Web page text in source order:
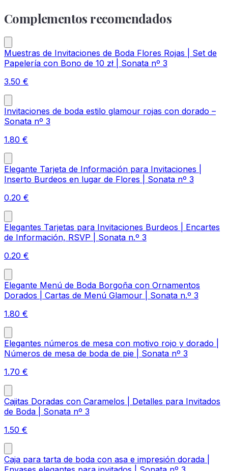
Complementos recomendados
Muestras de Invitaciones de Boda Flores Rojas | Set de
Papelería con Bono de 10 zł | Sonata nº 3
3.50 €
Invitaciones de boda estilo glamour rojas con dorado –
Sonata nº 3
1.80 €
Elegante Tarjeta de Información para Invitaciones |
Inserto Burdeos en lugar de Flores | Sonata nº 3
0.20 €
Elegantes Tarjetas para Invitaciones Burdeos | Encartes
de Información, RSVP | Sonata n.º 3
0.20 €
Elegante Menú de Boda Borgoña con Ornamentos
Dorados | Cartas de Menú Glamour | Sonata n.º 3
1.80 €
Elegantes números de mesa con motivo rojo y dorado |
Números de mesa de boda de pie | Sonata nº 3
1.70 €
Cajitas Doradas con Caramelos | Detalles para Invitados
de Boda | Sonata nº 3
1.50 €
Caja para tarta de boda con asa e impresión dorada |